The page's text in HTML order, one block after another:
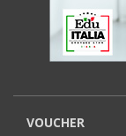
VOUCHER